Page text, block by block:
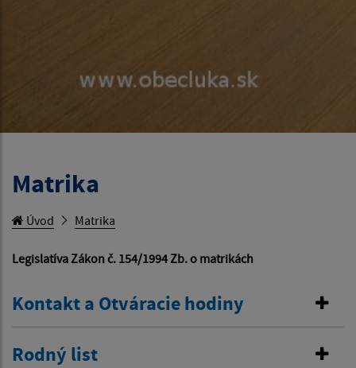
Matrika
Úvod Matrika
Legislatíva Zákon č. 154/1994 Zb. o matrikách
Kontakt a Otváracie hodiny
Rodný list